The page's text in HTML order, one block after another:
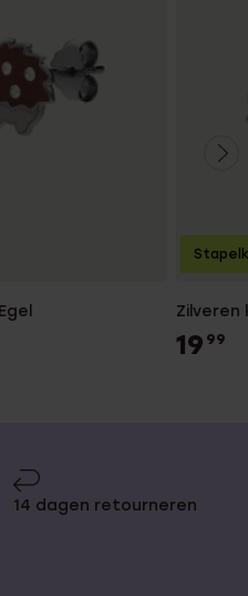
19 99
14 dagen retourneren